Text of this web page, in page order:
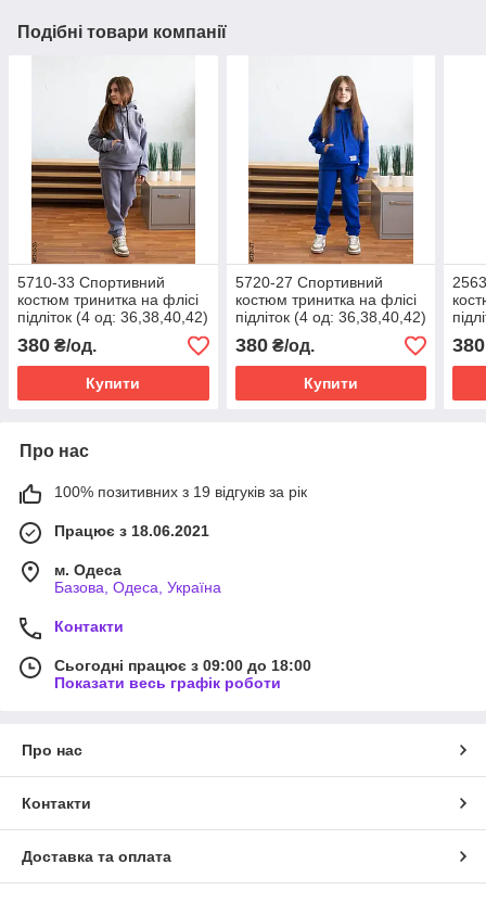
Подібні товари компанії
5710-33 Спортивний
костюм тринитка на флісі
підліток (4 од: 36,38,40,42)
380 ₴/од.
Купити
5720-27 Спортивний
костюм тринитка на флісі
підліток (4 од: 36,38,40,42)
380₴/од.
Купити
380
Про нас
100% позитивних з 19 відгуків за рік
Працює з 18.06.2021
м. Одеса
Базова, Одеса, Україна
Контакти
Сьогодні працює з 09:00 до 18:00
Показати весь графік роботи
Про нас
Контакти
Доставка та оплата